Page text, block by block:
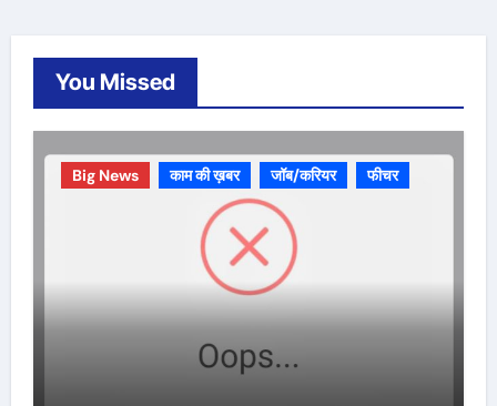
You Missed
Big News काम की ख़बर जॉब/करियर फीचर